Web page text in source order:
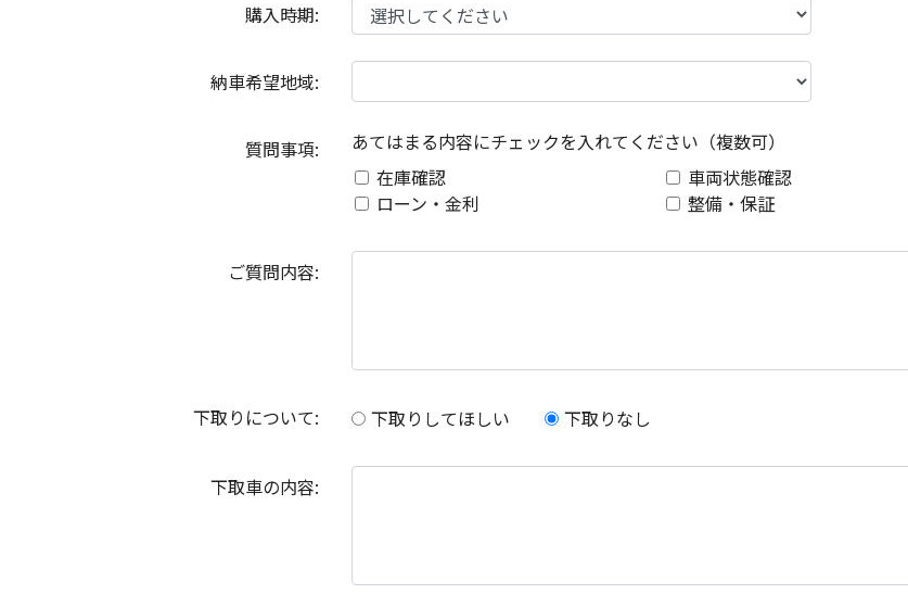
購入時期:
納車希望地域:
質問事項: あてはまる内容にチェックを入れて ください（複数可）
在庫確認
車両状態確認
ローン・金利
整備・保証
ご質問内容:
下取りについて: 下取りしてほしい 下取りなし
下取車の内容: